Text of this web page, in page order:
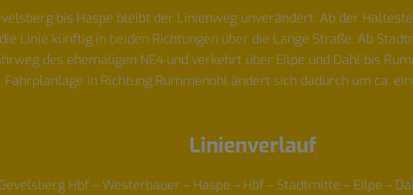
bis Haspe bleibt der Linienweg unverändert. Ab der
Linie künftig in beiden Richtungen über die Lange Straße. Ab
des ehemaligen NE4 und verkehrt über Eilpe und Dahl bis
Fahrplanlage in Richtung Rummenohl ändert sich dadurch um ca.
Linienverlauf
Gevelsberg Hbf – Westerbauer – Haspe – Hbf – Stadtmitte – Eilpe –